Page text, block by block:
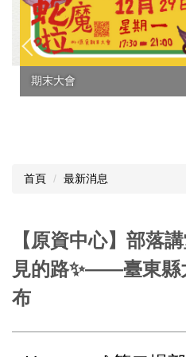
期末大會
首頁 最新消息
【原資中心】部落
見的路✨——臺東縣
布